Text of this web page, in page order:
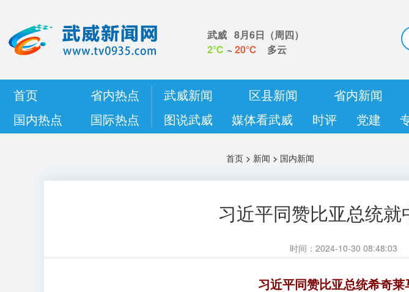
武威 8月6日 （周四）
2℃ ~ 20℃ 多云
首页
省内热点
国内热点
国际热点
武威新闻 区县新闻 省内新闻
图说武威
媒体看武威 时评 党建
首页 > 新闻 > 国内新闻
习近平同赞比亚总统
时间：2024-10-30 08:48:03
习近平同赞比亚总统希奇